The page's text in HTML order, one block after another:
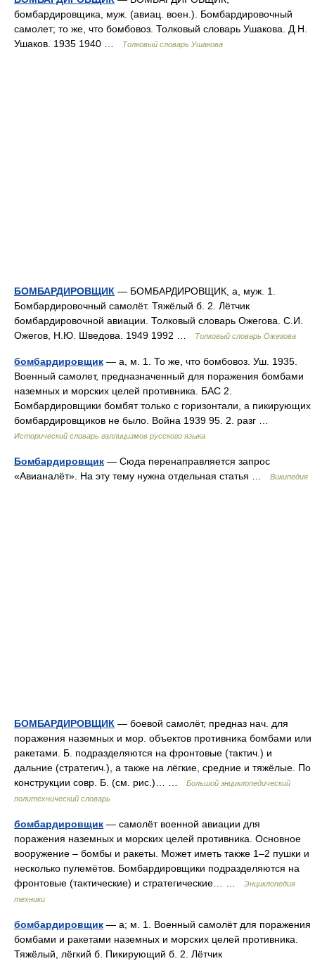
бомбардировщика, муж. (авиац. воен.). Бомбардировочный
самолет; то же, что бомбовоз. Толковый словарь Ушакова. Д.Н.
Ушаков. 1935 1940 …
Толковый словарь Ушакова
БОМБАРДИРОВЩИК — БОМБАРДИРОВЩИК, а, муж. 1.
Бомбардировочный самолёт. Тяжёлый б. 2. Лётчик
бомбардировочной авиации. Толковый словарь Ожегова. С.И.
Ожегов, Н.Ю. Шведова. 1949 1992 …
Толковый словарь Ожегова
бомбардировщик — а, м. 1. То же, что бомбовоз. Уш. 1935.
Военный самолет, предназначенный для поражения бомбами
наземных и морских целей противника. БАС 2.
Бомбардировщики бомбят только с горизонтали, а пикирующих
бомбардировщиков не было. Война 1939 95. 2. разг …
Исторический словарь галлицизмов русского языка
Бомбардировщик — Сюда перенаправляется запрос
«Авианалёт». На эту тему нужна отдельная статья …
Википедия
БОМБАРДИРОВЩИК — боевой самолёт, предназ нач. для
поражения наземных и мор. объектов противника бомбами или
ракетами. Б. подразделяются на фронтовые (тактич.) и
дальние (стратегич.), а также на лёгкие, средние и тяжёлые. По
конструкции совр. Б. (см. рис.)… …
Большой энциклопедический
политехнический словарь
бомбардировщик — самолёт военной авиации для
поражения наземных и морских целей противника. Основное
вооружение – бомбы и ракеты. Может иметь также 1–2 пушки и
несколько пулемётов. Бомбардировщики подразделяются на
фронтовые (тактические) и стратегические… …
Энциклопедия
техники
бомбардировщик — а; м. 1. Военный самолёт для поражения
бомбами и ракетами наземных и морских целей противника.
Тяжёлый, лёгкий б. Пикирующий б. 2. Лётчик